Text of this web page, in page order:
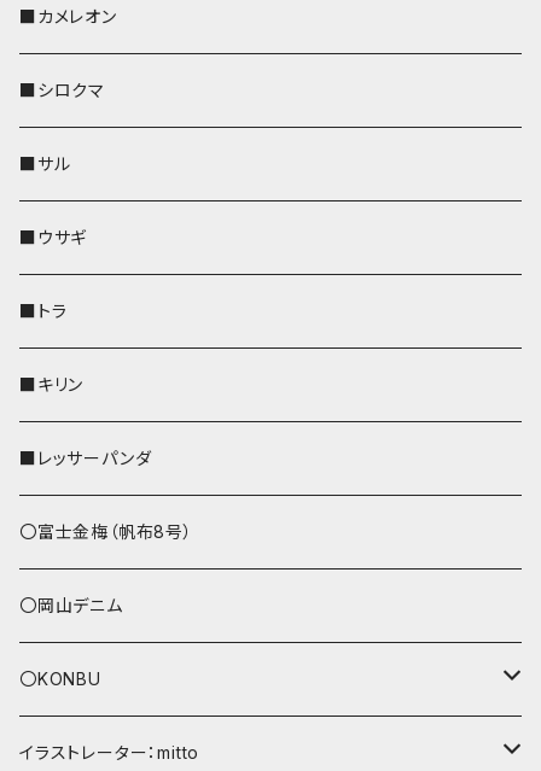
その他
靴下・ミニタオル
その他
スマホケース
財布
靴下・ミニタオル
その他
靴下・ミニタオル
財布
その他
レザートレイ
財布
靴下・ミニタオル
その他
KONBU
AppleWatchバンド
ペットボトルホルダー
ペンホルダー
靴下・ミニタオル
財布
その他
ペットボトルホルダー
AppleWatchバンド
財布
その他
キーケース
名刺入れ・カードケース
AppleWatchバンド
財布
ペンホルダー
IDカードケース
ペットボトルホルダー
その他
リール付きストラップ
リールのみ
ストラップ付
名刺入れ
AppleWatchバンド
メガネケース
財布
メガネケース
リール付きストラップ
リールのみ
ストラップ付
ペットボトルホルダー
キーケース
ペンホルダー
AppleWatchバンド
L字ファスナー財布
その他
メガネケース
名刺入れ
財布
Apple Watchバンド
■カメレオン
■シロクマ
■サル
■ウサギ
■トラ
■キリン
■レッサーパンダ
〇富士金梅（帆布8号）
〇岡山デニム
〇KONBU
ショルダーバッグ
イラストレーター：mitto